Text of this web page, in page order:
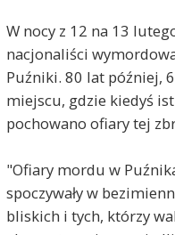
W nocy z 12 na 13
nacjonaliści
Puźniki. 80 lat później,
miejscu, gdzie kiedyś
pochowano ofiary tej
"Ofiary mordu w
spoczywały w
bliskich i tych, którzy